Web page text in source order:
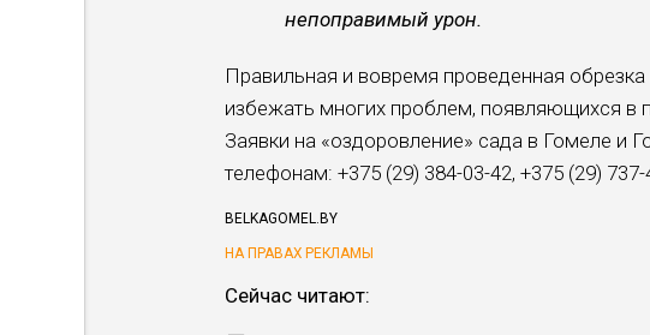
непоправимый урон.
Правильная и вовремя проведенная
избежать многих проблем, появляющихся в
Заявки на «оздоровление» сада в Гомеле и
телефонам: +375 (29) 384-03-42, +375 (29) 737-
BELKAGOMEL.BY
НА ПРАВАХ РЕКЛАМЫ
Cейчас читают: